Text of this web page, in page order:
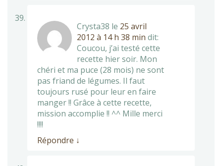
Crysta38 le 25 avril
2012 à 14 h 38 min dit:
Coucou, j’ai testé cette
recette hier soir. Mon
chéri et ma puce (28 mois) ne sont
pas friand de légumes. Il faut
toujours rusé pour leur en faire
manger !! Grâce à cette recette,
mission accomplie !! ^^ Mille merci
!!!!
Répondre ↓